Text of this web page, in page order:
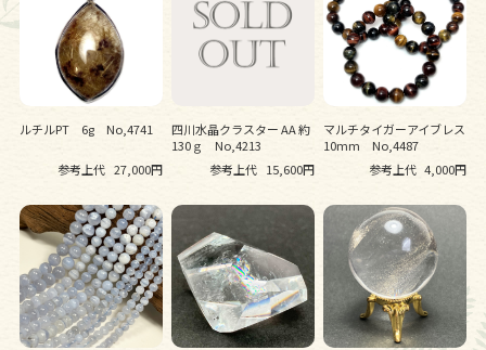
ルチルPT 6g No,4741
参考上代 27,000円
四川水晶クラスター AA 約
130ｇ No,4213
参考上代 15,600円
マルチタイガーアイブレス
10mm No,4487
参考上代 4,000円